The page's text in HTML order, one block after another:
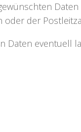
oder der
Daten eventuell